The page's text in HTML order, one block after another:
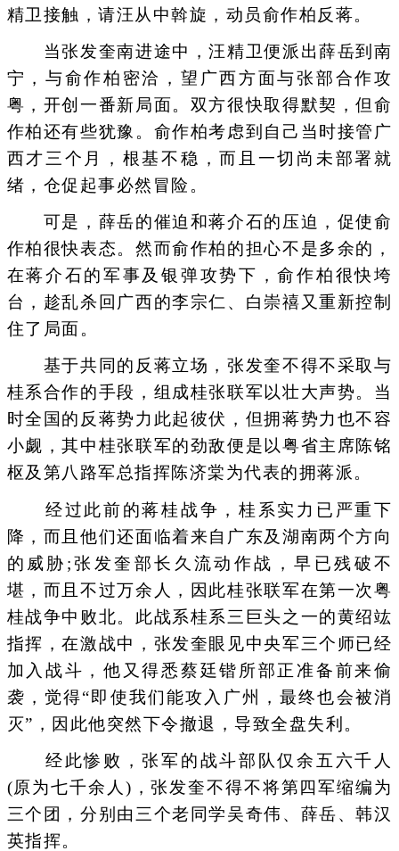
精卫接触，请汪从中斡旋，动员俞作柏反蒋。
当张发奎南进途中，汪精卫便派出薛岳到南
宁，与俞作柏密洽，望广西方面与张部合作攻
粤，开创一番新局面。双方很快取得默契，但俞
作柏还有些犹豫。俞作柏考虑到自己当时接管广
西才三个月，根基不稳，而且一切尚未部署就
绪，仓促起事必然冒险。
可是，薛岳的催迫和蒋介石的压迫，促使俞
作柏很快表态。然而俞作柏的担心不是多余的，
在蒋介石的军事及银弹攻势下，俞作柏很快垮
台，趁乱杀回广西的李宗仁、白崇禧又重新控制
住了局面。
基于共同的反蒋立场，张发奎不得不采取与
桂系合作的手段，组成桂张联军以壮大声势。当
时全国的反蒋势力此起彼伏，但拥蒋势力也不容
小觑，其中桂张联军的劲敌便是以粤省主席陈铭
枢及第八路军总指挥陈济棠为代表的拥蒋派。
经过此前的蒋桂战争，桂系实力已严重下
降，而且他们还面临着来自广东及湖南两个方向
的威胁;张发奎部长久流动作战，早已残破不
堪，而且不过万余人，因此桂张联军在第一次粤
桂战争中败北。此战系桂系三巨头之一的黄绍竑
指挥，在激战中，张发奎眼见中央军三个师已经
加入战斗，他又得悉蔡廷锴所部正准备前来偷
袭，觉得“即使我们能攻入广州，最终也会被消
灭”，因此他突然下令撤退，导致全盘失利。
经此惨败，张军的战斗部队仅余五六千人
(原为七千余人)，张发奎不得不将第四军缩编为
三个团，分别由三个老同学吴奇伟、薛岳、韩汉
英指挥。